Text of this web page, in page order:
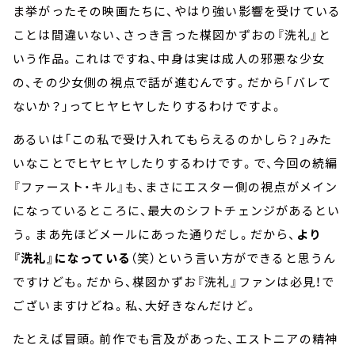
ま挙がったその映画たちに、やはり強い影響を受けている
ことは間違いない、さっき言った楳図かずおの『洗礼』と
いう作品。これはですね、中身は実は成人の邪悪な少女
の、その少女側の視点で話が進むんです。だから「バレて
ないか？」ってヒヤヒヤしたりするわけですよ。
あるいは「この私で受け入れてもらえるのかしら？」みた
いなことでヒヤヒヤしたりするわけです。で、今回の続編
『ファースト・キル』も、まさにエスター側の視点がメイン
になっているところに、最大のシフトチェンジがあるとい
う。まあ先ほどメールにあった通りだし。だから、 より
『洗礼』になっている （笑）という言い方ができると思うん
ですけども。だから、楳図かずお『洗礼』ファンは必見！で
ございますけどね。私、大好きなんだけど。
たとえば冒頭。前作でも言及があった、エストニアの精神